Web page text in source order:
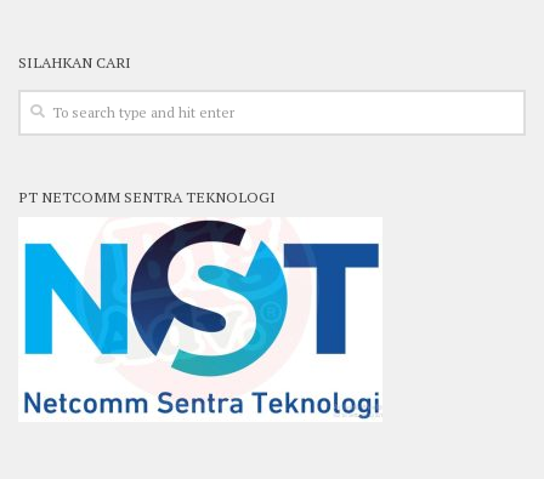
SILAHKAN CARI
PT NETCOMM SENTRA TEKNOLOGI